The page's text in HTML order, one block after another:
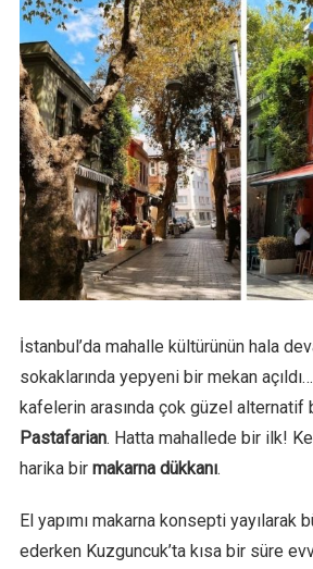
İstanbul’da mahalle kültürünün hala
sokaklarında yepyeni bir mekan
kafelerin arasında çok güzel alternatif
Pastafarian. Hatta mahallede bir ilk!
harika bir makarna dükkanı.
El yapımı makarna konsepti yayılarak
ederken Kuzguncuk’ta kısa bir süre